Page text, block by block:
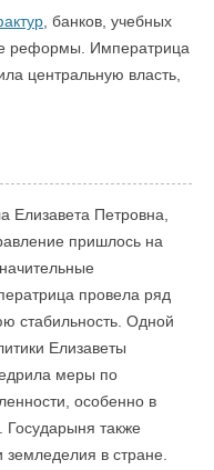
, банков, учебных
реформы. Императрица
центральную власть,
Петровна,
пришлось на
провела ряд
стабильность. Одной
Елизаветы
меры по
особенно в
Государыня также
земледелия в стране.